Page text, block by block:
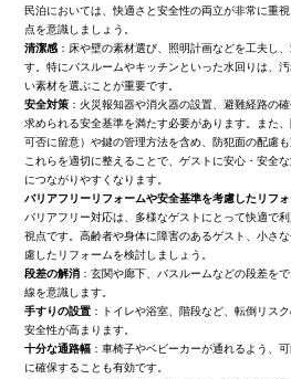
民泊においては、快適さと安全性の両立が非常に重
点を意識しましょう。
清潔感 ：床や壁の素材選び、照明計画などを工夫し
す。特にバスルームやキッチンといった水回りは、
い素材を選ぶことが重要です。
安全対策 ：火災報知器や消火器の設置、避難経路の
求められる安全基準を満たす必要があります。また
可否に留意）や鍵の管理方法を含め、防犯面の配慮も
これらを適切に整えることで、ゲストに安心・安全
につながりやすくなります。
バリアフリーリフォームや安全基準を考慮したリフォ
バリアフリー対応は、多様なゲストにとって快適で
視点です。高齢者や身体に障害のあるゲスト、小さ
慮したリフォームを検討しましょう。
段差の解消 ：玄関や廊下、バスルームなどの段差を
線を意識します。
手すりの設置 ：トイレや浴室、階段など、転倒リス
安全性が高まります。
十分な通路幅 ：車椅子やベビーカーが通れるよう、
に確保することも有効です。